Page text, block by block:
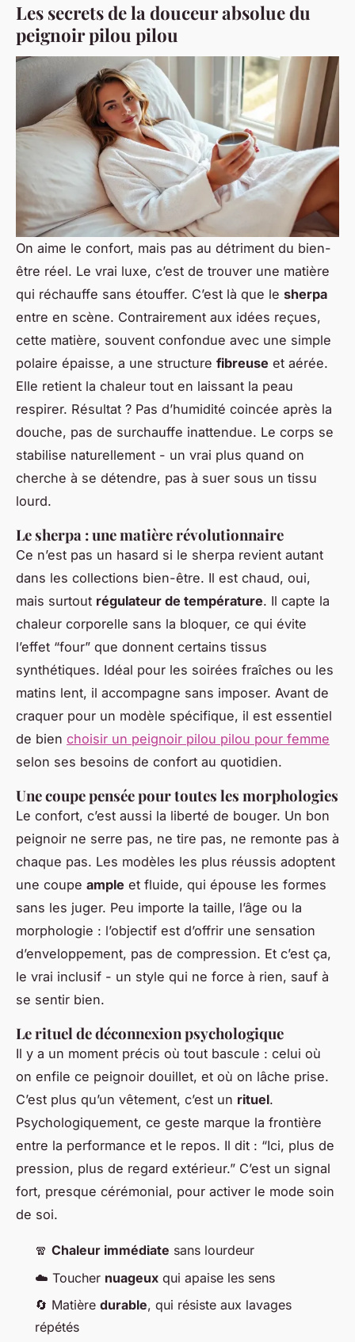
Les secrets de la douceur absolue du
peignoir pilou pilou
On aime le confort, mais pas au détriment du bien-
être réel. Le vrai luxe, c’est de trouver une matière
qui réchauffe sans étouffer. C’est là que le sherpa
entre en scène. Contrairement aux idées reçues,
cette matière, souvent confondue avec une simple
polaire épaisse, a une structure fibreuse et aérée.
Elle retient la chaleur tout en laissant la peau
respirer. Résultat ? Pas d’humidité coincée après la
douche, pas de surchauffe inattendue. Le corps se
stabilise naturellement - un vrai plus quand on
cherche à se détendre, pas à suer sous un tissu
lourd.
Le sherpa : une matière révolutionnaire
Ce n’est pas un hasard si le sherpa revient autant
dans les collections bien-être. Il est chaud, oui,
mais surtout régulateur de température. Il capte la
chaleur corporelle sans la bloquer, ce qui évite
l’effet “four” que donnent certains tissus
synthétiques. Idéal pour les soirées fraîches ou les
matins lent, il accompagne sans imposer. Avant de
craquer pour un modèle spécifique, il est essentiel
de bien choisir un peignoir pilou pilou pour femme
selon ses besoins de confort au quotidien.
Une coupe pensée pour toutes les morphologies
Le confort, c’est aussi la liberté de bouger. Un bon
peignoir ne serre pas, ne tire pas, ne remonte pas à
chaque pas. Les modèles les plus réussis adoptent
une coupe ample et fluide, qui épouse les formes
sans les juger. Peu importe la taille, l’âge ou la
morphologie : l’objectif est d’offrir une sensation
d’enveloppement, pas de compression. Et c’est ça,
le vrai inclusif - un style qui ne force à rien, sauf à
se sentir bien.
Le rituel de déconnexion psychologique
Il y a un moment précis où tout bascule : celui où
on enfile ce peignoir douillet, et où on lâche prise.
C’est plus qu’un vêtement, c’est un rituel.
Psychologiquement, ce geste marque la frontière
entre la performance et le repos. Il dit : “Ici, plus de
pression, plus de regard extérieur.” C’est un signal
fort, presque cérémonial, pour activer le mode soin
de soi.
🧣 Chaleur immédiate sans lourdeur
☁️ Toucher nuageux qui apaise les sens
🔄 Matière durable, qui résiste aux lavages
répétés